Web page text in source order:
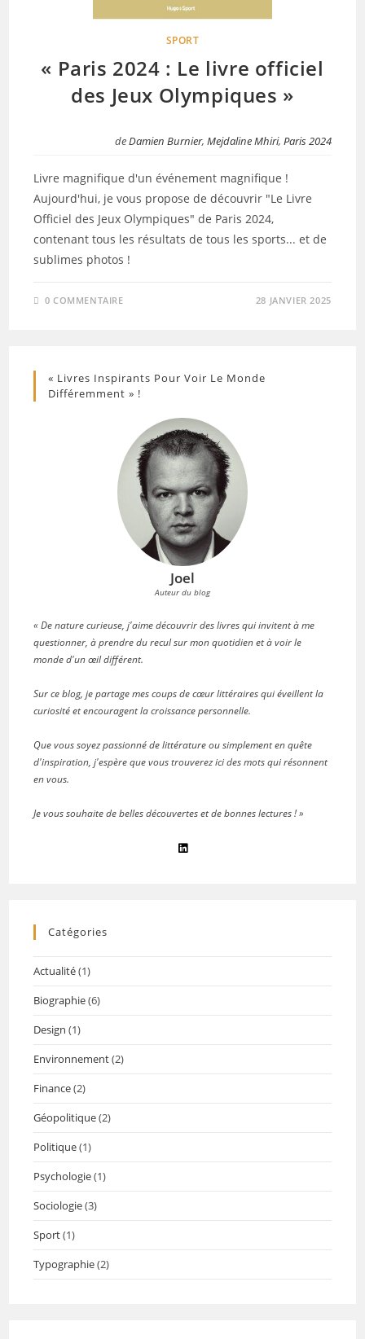
SPORT
« Paris 2024 : Le livre officiel
des Jeux Olympiques »
deDamien Burnier, Mejdaline Mhiri, Paris 2024
Livre magnifique d'un événement magnifique !
Aujourd'hui, je vous propose de découvrir "Le Livre
Officiel des Jeux Olympiques" de Paris 2024,
contenant tous les résultats de tous les sports... et de
sublimes photos !
0 COMMENTAIRE 28 JANVIER 2025
« Livres Inspirants Pour Voir Le Monde
Différemment » !
Joel
Auteur du blog
« De nature curieuse, j'aime découvrir des livres qui invitent à me
questionner, à prendre du recul sur mon quotidien et à voir le
monde d'un œil différent.
Sur ce blog, je partage mes coups de cœur littéraires qui éveillent la
curiosité et encouragent la croissance personnelle.
Que vous soyez passionné de littérature ou simplement en quête
d'inspiration, j'espère que vous trouverez ici des mots qui résonnent
en vous.
Je vous souhaite de belles découvertes et de bonnes lectures ! »
Catégories
Actualité(1)
Biographie(6)
Design (1)
Environnement(2)
Finance(2)
Géopolitique(2)
Politique(1)
Psychologie(1)
Sociologie(3)
Sport(1)
Typographie(2)